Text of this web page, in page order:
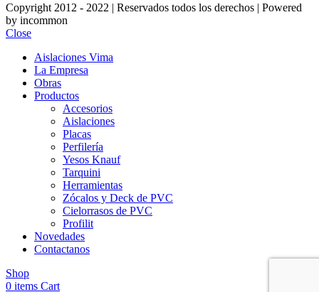
Copyright 2012 - 2022 | Reservados todos los derechos | Powered
by incommon
Close
Aislaciones Vima
La Empresa
Obras
Productos
Accesorios
Aislaciones
Placas
Perfilería
Yesos Knauf
Tarquini
Herramientas
Zócalos y Deck de PVC
Cielorrasos de PVC
Profilit
Novedades
Contactanos
Shop
0 items Cart